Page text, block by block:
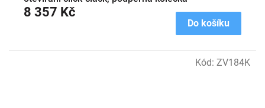
8 357 Kč
Do košíku
Kód: ZV184K